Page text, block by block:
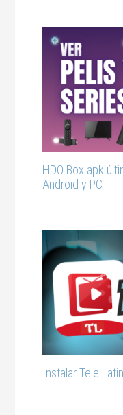
HDO Box apk
Android y PC
Instalar Tele